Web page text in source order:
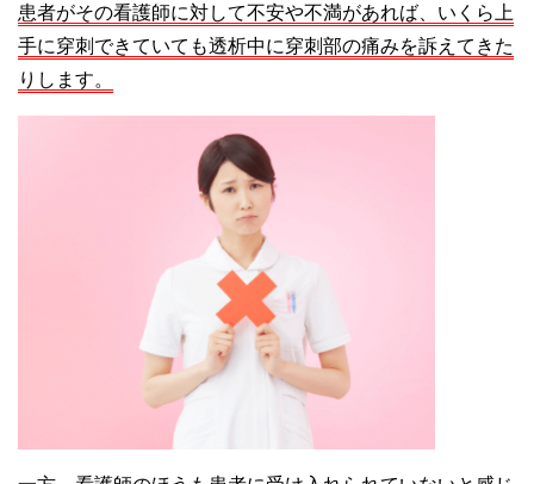
患者がその看護師に対して不安や不満があれば、いくら上
手に穿刺できていても透析中に穿刺部の痛みを訴えてきた
りします。